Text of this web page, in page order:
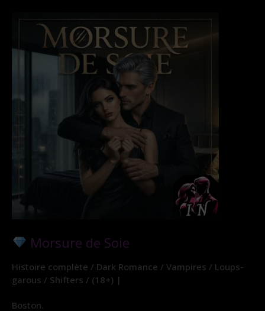
Morsure de Soie
Histoire complète / Dark Romance / Vampires / Loups-
garous / Shifters / (18+) |
Boston.